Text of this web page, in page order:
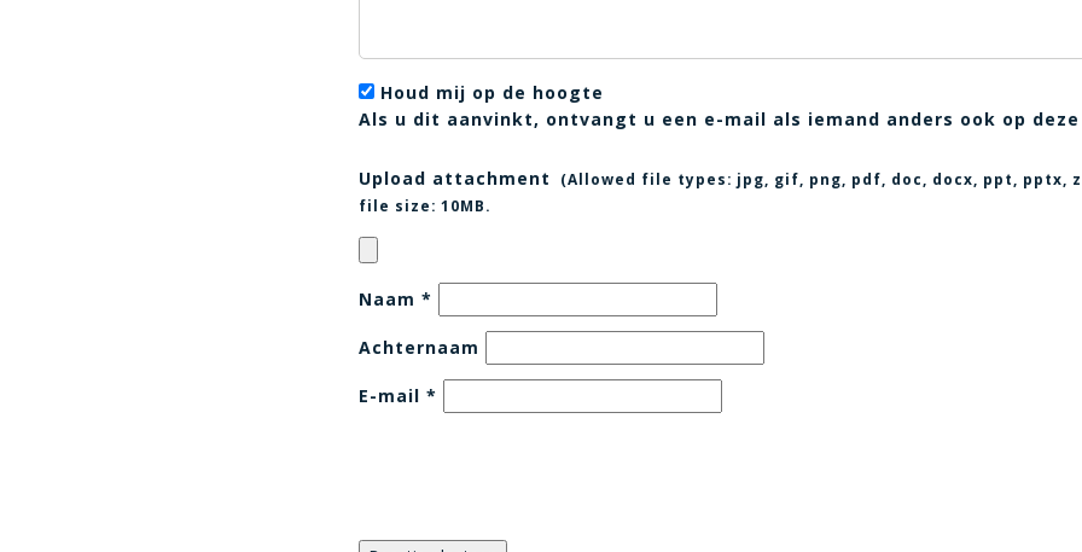
Houd mij op de hoogte
Als u dit aanvinkt, ontvangt u een e-mail als iemand anders ook op
Upload attachment (Allowed file types: jpg, gif, png, pdf, doc, docx, ppt, pptx,
file size: 10MB.
Naam *
Achternaam
E-mail *